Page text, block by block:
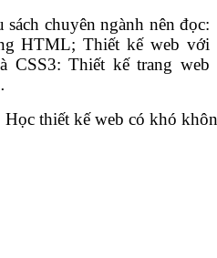
chuyên ngành nên đọc:
HTML; Thiết kế web với
CSS3: Thiết kế trang web